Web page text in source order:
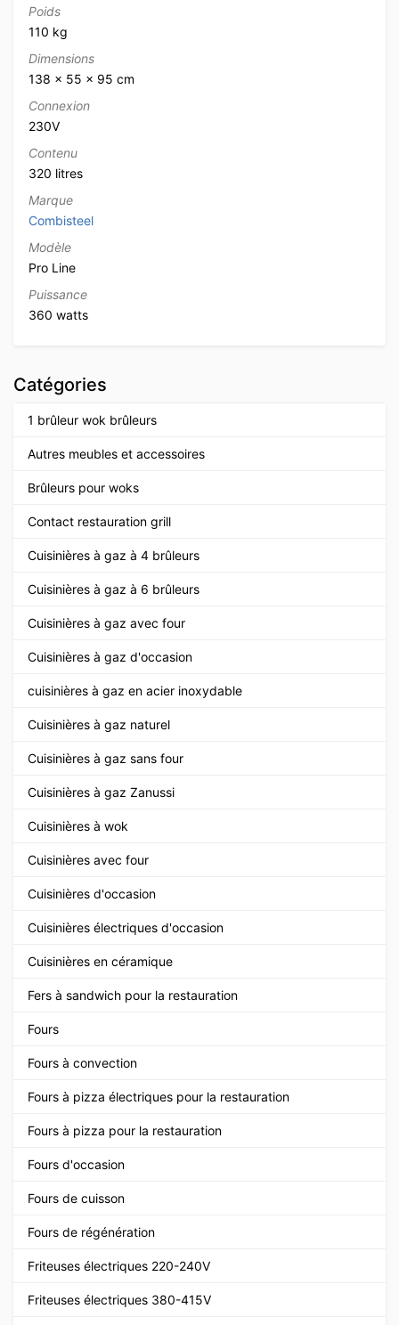
Poids
110 kg
Dimensions
138 × 55 × 95 cm
Connexion
230V
Contenu
320 litres
Marque
Combisteel
Modèle
Pro Line
Puissance
360 watts
Catégories
1 brûleur wok brûleurs
Autres meubles et accessoires
Brûleurs pour woks
Contact restauration grill
Cuisinières à gaz à 4 brûleurs
Cuisinières à gaz à 6 brûleurs
Cuisinières à gaz avec four
Cuisinières à gaz d'occasion
cuisinières à gaz en acier inoxydable
Cuisinières à gaz naturel
Cuisinières à gaz sans four
Cuisinières à gaz Zanussi
Cuisinières à wok
Cuisinières avec four
Cuisinières d'occasion
Cuisinières électriques d'occasion
Cuisinières en céramique
Fers à sandwich pour la restauration
Fours
Fours à convection
Fours à pizza électriques pour la restauration
Fours à pizza pour la restauration
Fours d'occasion
Fours de cuisson
Fours de régénération
Friteuses électriques 220-240V
Friteuses électriques 380-415V